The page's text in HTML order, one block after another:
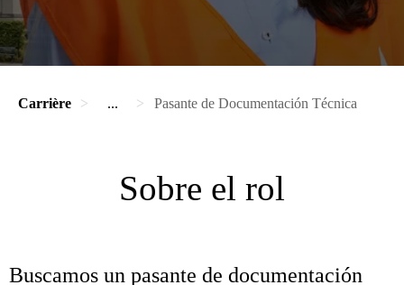
Carrière ... Pasante de Documentación Técnica
Sobre el rol
Buscamos un pasante de documentación